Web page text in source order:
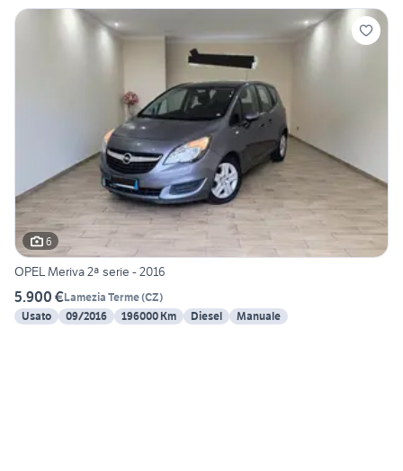
6
OPEL Meriva 2ª serie - 2016
5.900 €Lamezia Terme(CZ)
Usato
09/2016 196000 Km Diesel Manuale